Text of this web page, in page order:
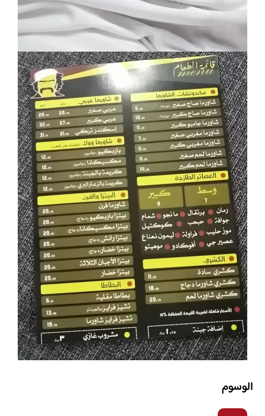
الوسوم